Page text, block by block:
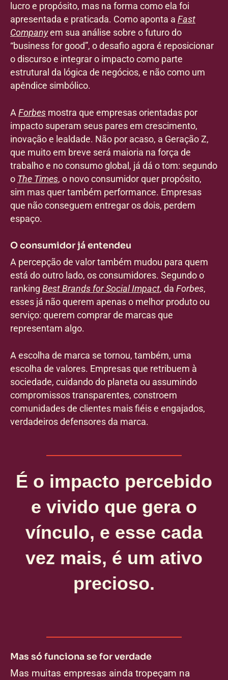
lucro e propósito, mas na forma como ela foi
apresentada e praticada. Como aponta a Fast
Companyem sua análise sobre o futuro do
“business for good”, o desafio agora é reposicionar
o discurso e integrar o impacto como parte
estrutural da lógica de negócios, e não como um
apêndice simbólico.
A Forbes mostra que empresas orientadas por
impacto superam seus pares em crescimento,
inovação e lealdade. Não por acaso, a Geração Z,
que muito em breve será maioria na força de
trabalho e no consumo global, já dá o tom: segundo
o The Times, o novo consumidor quer propósito,
sim mas quer também performance. Empresas
que não conseguem entregar os dois, perdem
espaço.
O consumidor já entendeu
A percepção de valor também mudou para quem
está do outro lado, os consumidores. Segundo o
ranking Best Brands for Social Impact, da Forbes,
esses já não querem apenas o melhor produto ou
serviço: querem comprar de marcas que
representam algo.
A escolha de marca se tornou, também, uma
escolha de valores. Empresas que retribuem à
sociedade, cuidando do planeta ou assumindo
compromissos transparentes, constroem
comunidades de clientes mais fiéis e engajados,
verdadeiros defensores da marca.
É o impacto percebido
e vivido que gera o
vínculo, e esse cada
vez mais, é um ativo
precioso.
Mas só funciona se for verdade
Mas muitas empresas ainda tropeçam na